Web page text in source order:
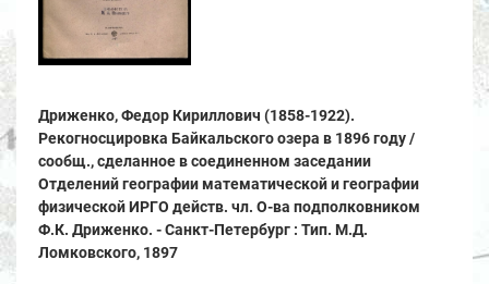
Дриженко, Федор Кириллович (1858-1922).
Рекогносцировка Байкальского озера в 1896 году /
сообщ., сделанное в соединенном заседании
Отделений географии математической и географии
физической ИРГО действ. чл. О-ва подполковником
Ф.К. Дриженко. - Санкт-Петербург : Тип. М.Д.
Ломковского, 1897